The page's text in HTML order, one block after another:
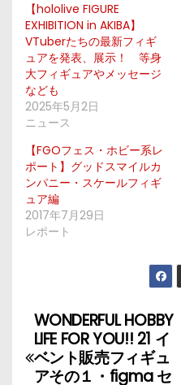
【hololive FIGURE
EXHIBITION in AKIBA】
VTuberたちの最新フィギ
ュアを発表、展示！ 等身
大フィギュアやメッセージ
なども
2025年5月2日
ニュース
【FGOフェス・ホビー系レ
ポート】グッドスマイルカ
ンパニー・スケールフィギ
ュア編
2017年7月29日
レポート
投
稿
WONDERFUL HOBBY
LIFE FOR YOU!! 21 イ
ベント販売フィギュ
アその１・figma セ